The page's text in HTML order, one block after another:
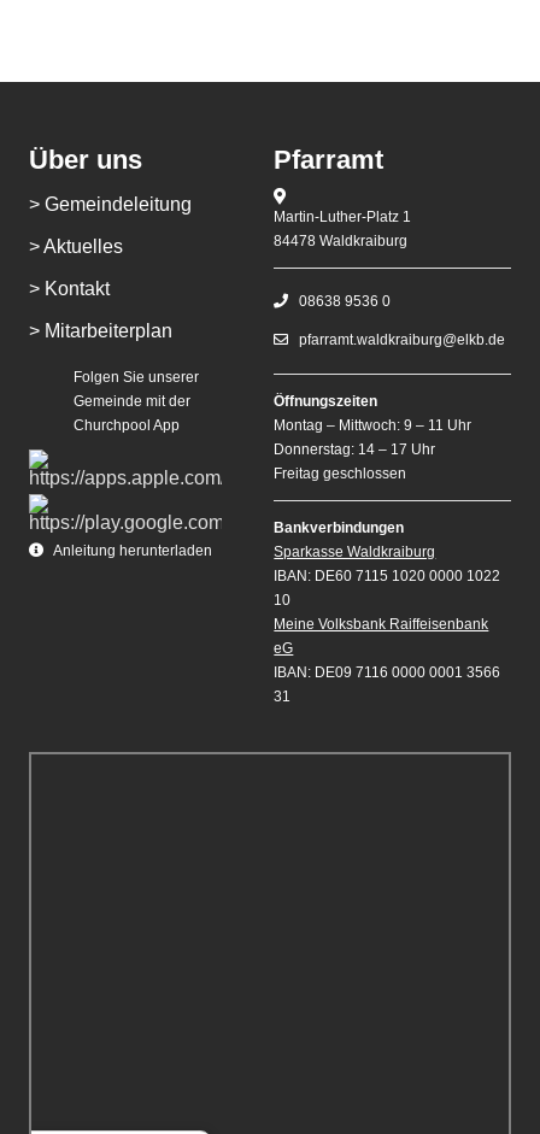
Über uns
> Gemeindeleitung
> Aktuelles
> Kontakt
> Mitarbeiterplan
Folgen Sie unserer
Gemeinde mit der
Churchpool App
Anleitung herunterladen
Pfarramt
Martin-Luther-Platz 1
84478 Waldkraiburg
08638 9536 0
pfarramt.waldkraiburg@elkb.de
Öffnungszeiten
Montag – Mittwoch: 9 – 11 Uhr
Donnerstag: 14 – 17 Uhr
Freitag geschlossen
Bankverbindungen
Sparkasse Waldkraiburg
IBAN: DE60 7115 1020 0000 1022
10
Meine Volksbank Raiffeisenbank
eG
IBAN: DE09 7116 0000 0001 3566
31